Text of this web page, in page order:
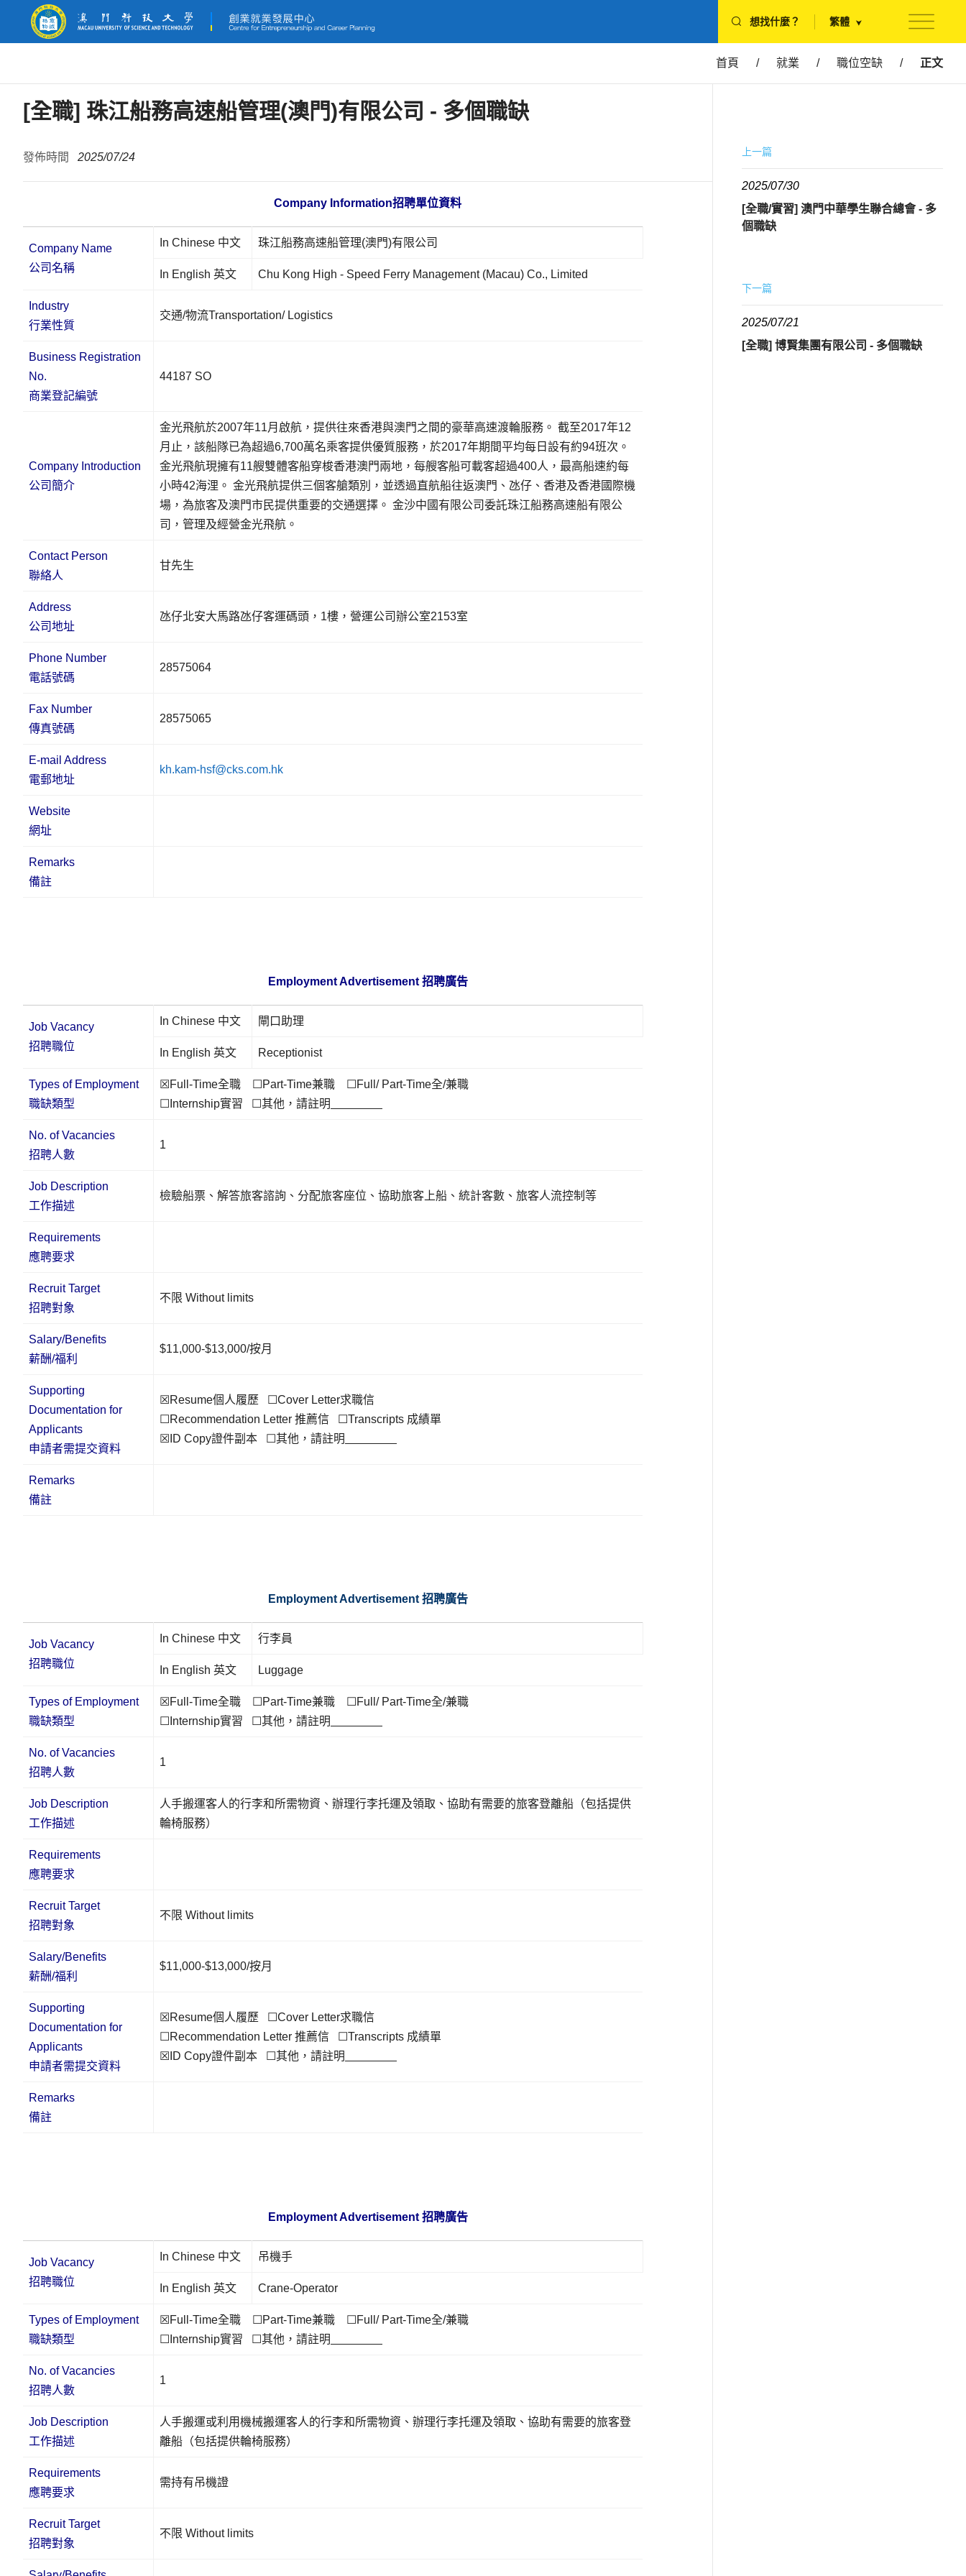
想找什麼？ 繁體
首頁 / 就業 / 職位空缺 / 正文
[全職] 珠江船務高速船管理(澳門)有限公司 - 多個職缺
發佈時間 2025/07/24
Company Information招聘單位資料
Company Name
公司名稱
In Chinese 中文 珠江船務高速船管理(澳門)有限公司
In English 英文 Chu Kong High - Speed Ferry Management (Macau) Co., Limited
Industry
行業性質
交通/物流Transportation/ Logistics
Business Registration
No.
商業登記編號
44187 SO
Company Introduction
公司簡介
金光飛航於2007年11月啟航，提供往來香港與澳門之間的豪華高速渡輪服務。 截至2017年12
月止，該船隊已為超過6,700萬名乘客提供優質服務，於2017年期間平均每日設有約94班次。
金光飛航現擁有11艘雙體客船穿梭香港澳門兩地，每艘客船可載客超過400人，最高船速約每
小時42海浬。 金光飛航提供三個客艙類別，並透過直航船往返澳門、氹仔、香港及香港國際機
場，為旅客及澳門市民提供重要的交通選擇。 金沙中國有限公司委託珠江船務高速船有限公
司，管理及經營金光飛航。
Contact Person
聯絡人
甘先生
Address
公司地址
氹仔北安大馬路氹仔客運碼頭，1樓，營運公司辦公室2153室
Phone Number
電話號碼
28575064
Fax Number
傳真號碼
28575065
E-mail Address
電郵地址
kh.kam-hsf@cks.com.hk
Website
網址
Remarks
備註
Employment Advertisement 招聘廣告
Job Vacancy
招聘職位
In Chinese 中文 閘口助理
In English 英文 Receptionist
Types of Employment
職缺類型
☒Full-Time全職 ☐Part-Time兼職 ☐Full/ Part-Time全/兼職
☐Internship實習 ☐其他，請註明
No. of Vacancies
招聘人數
1
Job Description
工作描述
檢驗船票、解答旅客諮詢、分配旅客座位、協助旅客上船、統計客數、旅客人流控制等
Requirements
應聘要求
Recruit Target
招聘對象
不限 Without limits
Salary/Benefits
薪酬/福利
$11,000-$13,000/按月
Supporting
Documentation for
Applicants
申請者需提交資料
☒Resume個人履歷 ☐Cover Letter求職信
☐Recommendation Letter 推薦信 ☐Transcripts 成績單
☒ID Copy證件副本 ☐其他，請註明
Remarks
備註
Employment Advertisement 招聘廣告
Job Vacancy
招聘職位
In Chinese 中文 行李員
In English 英文 Luggage
Types of Employment
職缺類型
☒Full-Time全職 ☐Part-Time兼職 ☐Full/ Part-Time全/兼職
☐Internship實習 ☐其他，請註明
No. of Vacancies
招聘人數
1
Job Description
工作描述
人手搬運客人的行李和所需物資、辦理行李托運及領取、協助有需要的旅客登離船（包括提供
輪椅服務）
Requirements
應聘要求
Recruit Target
招聘對象
不限 Without limits
Salary/Benefits
薪酬/福利
$11,000-$13,000/按月
Supporting
Documentation for
Applicants
申請者需提交資料
☒Resume個人履歷 ☐Cover Letter求職信
☐Recommendation Letter 推薦信 ☐Transcripts 成績單
☒ID Copy證件副本 ☐其他，請註明
Remarks
備註
Employment Advertisement 招聘廣告
Job Vacancy
招聘職位
In Chinese 中文 吊機手
In English 英文 Crane-Operator
Types of Employment
職缺類型
☒Full-Time全職 ☐Part-Time兼職 ☐Full/ Part-Time全/兼職
☐Internship實習 ☐其他，請註明
No. of Vacancies
招聘人數
1
Job Description
工作描述
人手搬運或利用機械搬運客人的行李和所需物資、辦理行李托運及領取、協助有需要的旅客登
離船（包括提供輪椅服務）
Requirements
應聘要求
需持有吊機證
Recruit Target
招聘對象
不限 Without limits
上一篇
2025/07/30
[全職/實習] 澳門中華學生聯合總會 - 多
個職缺
下一篇
2025/07/21
[全職] 博賢集團有限公司 - 多個職缺